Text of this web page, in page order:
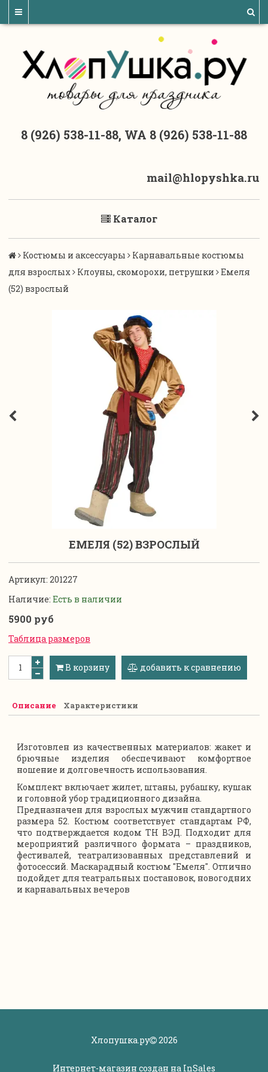
8 (926) 538-11-88, WA 8 (926) 538-11-88
mail@hlopyshka.ru
Каталог
Костюмы и аксессуары
Карнавальные костюмы
для взрослых
Клоуны, скоморохи, петрушки
Емеля
(52) взрослый
ЕМЕЛЯ (52) ВЗРОСЛЫЙ
Артикул: 201227
Наличие: Есть в наличии
5900 руб
Таблица размеров
В корзину добавить к сравнению
Описание Характеристики
Изготовлен из качественных материалов: жакет и
брючные изделия обеспечивают комфортное
ношение и долговечность использования.
Комплект включает жилет, штаны, рубашку, кушак
и головной убор традиционного дизайна.
Предназначен для взрослых мужчин стандартного
размера 52. Костюм соответствует стандартам РФ,
что подтверждается кодом ТН ВЭД. Подходит для
мероприятий различного формата – праздников,
фестивалей, театрализованных представлений и
фотосессий. Маскарадный костюм "Емеля". Отлично
подойдет для театральных постановок, новогодних
и карнавальных вечеров
Хлопушка.ру 2026
Интернет-магазин создан на InSales